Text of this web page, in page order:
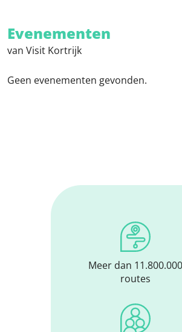
Evenementen
van Visit Kortrijk
Geen evenementen gevonden.
Meer dan 11.800.000
routes